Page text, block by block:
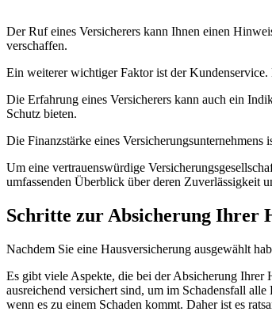
Der Ruf eines Versicherers kann Ihnen einen
verschaffen.
Ein weiterer wichtiger Faktor ist der
Die Erfahrung eines Versicherers kann auch ein
Schutz bieten.
Die Finanzstärke eines
Um eine vertrauenswürdige
umfassenden Überblick über deren Zuverlässigkeit
Schritte zur Absicherung Ihrer
Nachdem Sie eine Hausversicherung ausgewählt
Es gibt viele Aspekte, die bei der Absicherung Ihrer
ausreichend versichert sind, um im Schadensfall
wenn es zu einem Schaden kommt. Daher ist es